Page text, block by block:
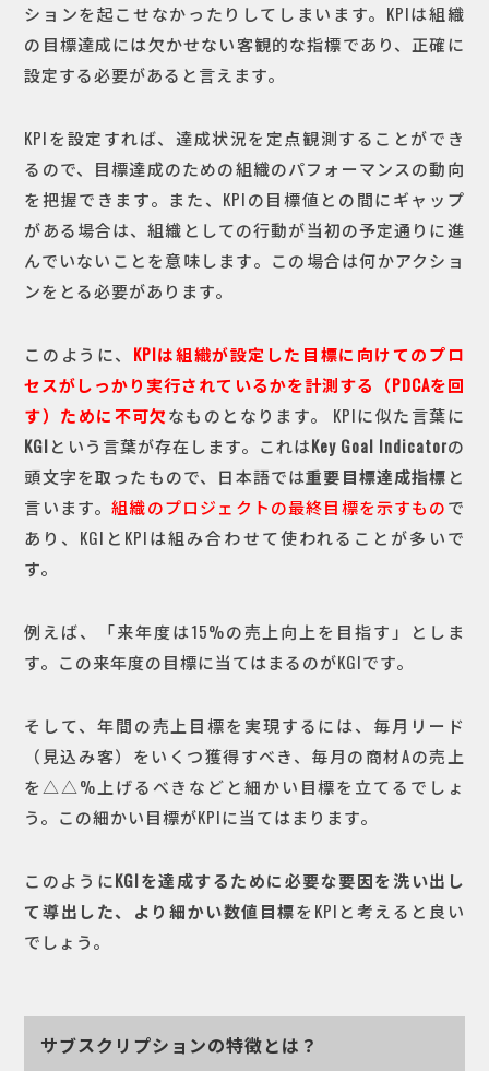
ションを起こせなかったりしてしまいます。KPIは組織
の目標達成には欠かせない客観的な指標であり、正確に
設定する必要があると言えます。
KPIを設定すれば、達成状況を定点観測することができ
るので、目標達成のための組織のパフォーマンスの動向
を把握できます。また、KPIの目標値との間にギャップ
がある場合は、組織としての行動が当初の予定通りに進
んでいないことを意味します。この場合は何かアクショ
ンをとる必要があります。
このように、 KPIは組織が設定した目標に向けてのプロ
セスがしっかり実行されているかを計測する（PDCAを回
す）ために不可欠なものとなります。
KPIに似た言葉に
KGIという言葉が存在します。これはKey Goal Indicatorの
頭文字を取ったもので、日本語では重要目標達成指標 と
言います。組織のプロジェクトの最終目標を示すもので
あり、KGIとKPIは組み合わせて使われることが多いで
す。
例えば、「来年度は15%の売上向上を目指す」としま
す。この来年度の目標に当てはまるのがKGIです。
そして、年間の売上目標を実現するには、毎月リード
（見込み客）をいくつ獲得すべき、毎月の商材Aの売上
を△△%上げるべきなどと細かい目標を立てるでしょ
う。この細かい目標がKPIに当てはまります。
このようにKGIを達成するために必要な要因を洗い出し
て導出した、より細かい数値目標をKPIと考えると良い
でしょう。
サブスクリプションの特徴とは？